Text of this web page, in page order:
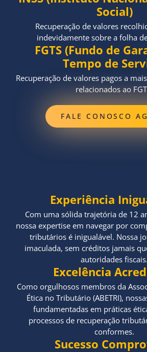
Social)
Recuperação de valores
indevidamente sobre a folha
FGTS (Fundo de
Tempo de
Recuperação de valores pagos a
relacionados ao
FALE CONOSCO
Experiência
Com uma sólida trajetória de 12
nossa expertise em navegar por
tributários é inigualável. Nossa
imaculada, sem créditos jamais
autoridades fiscais.
Excelência
Como orgulhosos membros da
Ética no Tributário (ABETRI),
fundamentadas em práticas
processos de recuperação
conformes.
Sucesso